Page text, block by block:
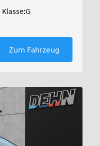
Klasse:G
Zum Fahrzeug